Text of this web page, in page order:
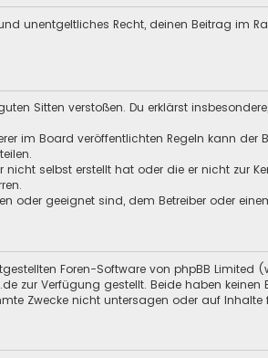
unentgeltliches Recht, deinen Beitrag im
Sitten verstoßen. Du erklärst
im Board veröffentlichten Regeln kann der
selbst erstellt hat oder die er nicht zur
oder geeignet sind, dem Betreiber oder
Foren-Software von phpBB Limited
zur Verfügung gestellt. Beide haben keinen
Zwecke nicht untersagen oder auf Inhalte